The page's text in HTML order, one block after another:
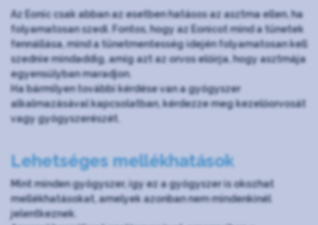
Az Eonic csak abban az esetben hatásos az asztma ellen, ha
folyamatosan szedi. Fontos, hogy az Eonicot mind a tünetek
fennállása, mind a tünetmentesség idején folyamatosan kell
szednie mindaddig, amíg azt az orvos előírja, hogy asztmája
egyensúlyban maradjon.
Ha bármilyen további kérdése van a gyógyszer
alkalmazásával kapcsolatban, kérdezze meg kezelőorvosát
vagy gyógyszerészét.
Lehetséges mellékhatások
Mint minden gyógyszer, így ez a gyógyszer is okozhat
mellékhatásokat, amelyek azonban nem mindenkinél
jelentkeznek.